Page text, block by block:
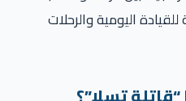
اليومية والرحلات